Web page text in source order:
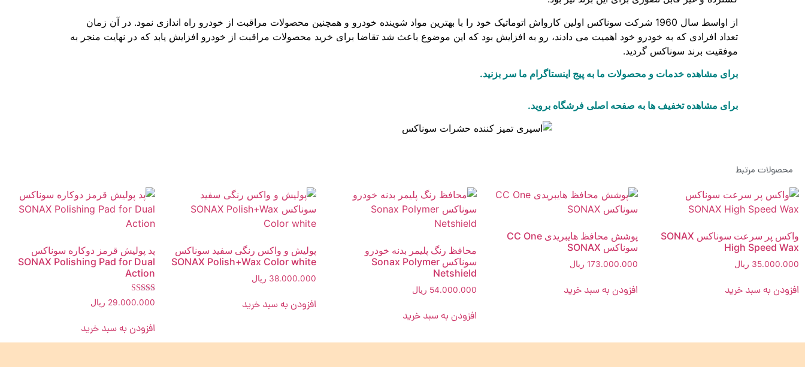
از اواسط سال 1960 شرکت سوناکس اولین کارواش اتوماتیک خود را با بهترین مواد شوینده خودرو و همچنین محصولات مراقبت از خودرو راه اندازی نمود. در آن زمان
تعداد افرادی که به خودرو خود اهمیت می دادند، رو به افزایش بود که این موضوع باعث شد تقاضا برای خرید محصولات مراقبت از خودرو افزایش یابد که در نهایت منجر به
موفقیت برند سوناکس گردید.
برای مشاهده خدمات و محصولات ما به پیج اینستاگرام ما سر بزنید.
برای مشاهده تخفیف ها به صفحه اصلی فرشگاه بروید.
محصولات مرتبط
واکس پر سرعت سوناکس SONAX
High Speed Wax
35.000.000 ریال
افزودن به سبد خرید
پوشش محافظ هایبریدی CC One
سوناکس SONAX
173.000.000 ریال
افزودن به سبد خرید
محافظ رنگ پلیمر بدنه خودرو
سوناکس Sonax Polymer
Netshield
54.000.000 ریال
افزودن به سبد خرید
پولیش و واکس رنگی سفید سوناکس
SONAX Polish+Wax Color white
38.000.000 ریال
افزودن به سبد خرید
پد پولیش قرمز دوکاره سوناکس
SONAX Polishing Pad for Dual
Action
امتیاز
5.00
29.000.000 ریال
افزودن به سبد خرید